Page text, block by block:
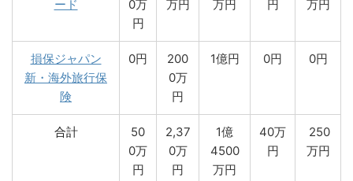
ード
0万
円
万円
万円
円
万円
損保ジャパン
新・海外旅行保
険
0円
200
0万
円
1億円 0円 0円
合計
50
0万
円
2,37
0万
円
1億
4500
万円
40万
円
250
万円